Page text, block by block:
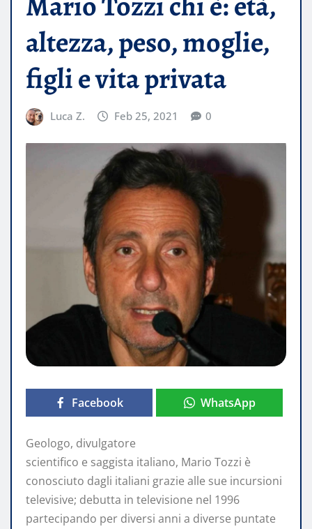
altezza, peso, moglie,
figli e vita privata
Luca Z. Feb 25, 2021 0
Facebook WhatsApp
Geologo, divulgatore
scientifico e saggista italiano, Mario Tozzi è
conosciuto dagli italiani grazie alle sue incursioni
televisive; debutta in televisione nel 1996
partecipando per diversi anni a diverse puntate